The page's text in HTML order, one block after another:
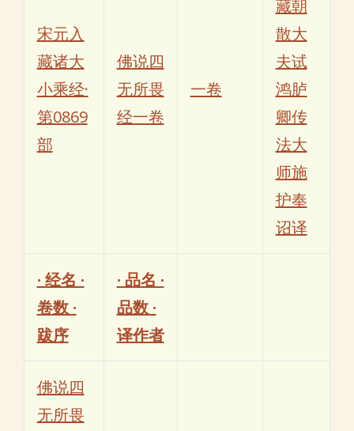
宋元入
藏诸大
小乘经·
第0869
部
佛说四
无所畏
经一卷
一卷
藏朝
散大
夫试
鸿胪
卿传
法大
师施
护奉
诏译
· 经名 ·
卷数 ·
跋序
· 品名 ·
品数 ·
译作者
佛说四
无所畏